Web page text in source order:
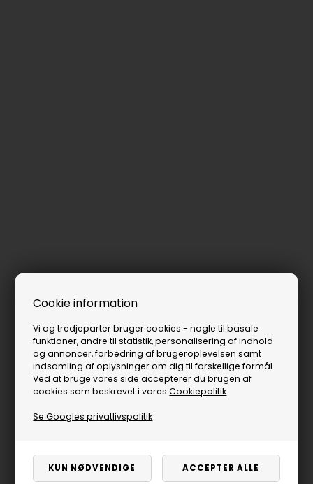
Cookie information
Vi og tredjeparter bruger cookies - nogle til basale
funktioner, andre til statistik, personalisering af indhold
og annoncer, forbedring af brugeroplevelsen samt
indsamling af oplysninger om dig til forskellige formål.
Ved at bruge vores side accepterer du brugen af
cookies som beskrevet i voresCookiepolitik.
Se Googles privatlivspolitik